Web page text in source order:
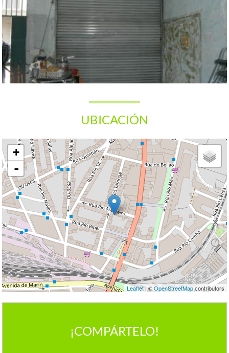
UBICACIÓN
+
-
Leaflet| ©OpenStreetMapcontributors
¡COMPÁRTELO!